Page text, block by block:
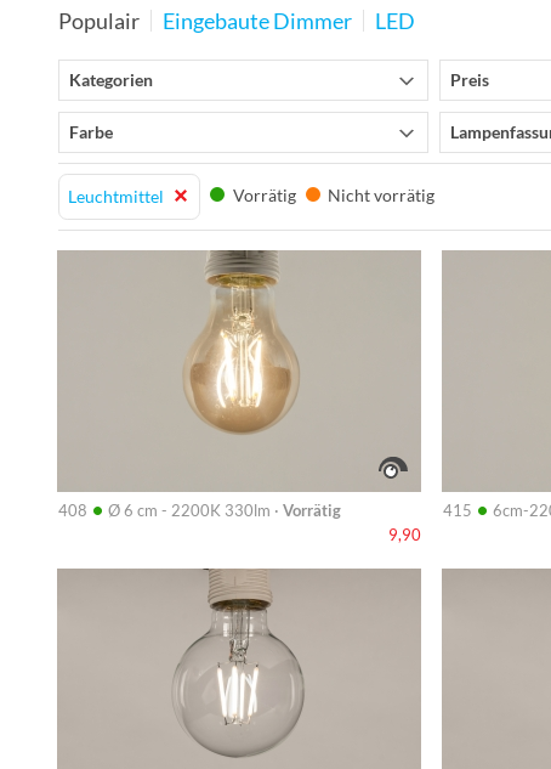
Populair Eingebaute Dimmer LED
Kategorien Preis
Farbe
Leuchtmittel Vorrätig Nicht vorrätig
408 • Ø 6 cm - 2200K 330lm · Vorrätig
9,90
Info
415 • 6cm-
Info
Info Info